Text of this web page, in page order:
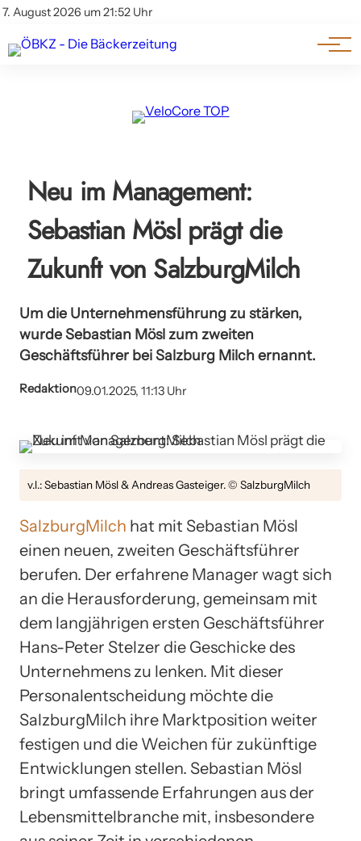
7. August 2026 um 21:52 Uhr
Impressum & Offenlegung
Am Wort
Genuss & Trends
Neu im Management:
Sebastian Mösl prägt die
Zukunft von SalzburgMilch
Um die Unternehmensführung zu stärken,
wurde Sebastian Mösl zum zweiten
Geschäftsführer bei Salzburg Milch ernannt.
Redaktion09.01.2025, 11:13 Uhr
v.l.: Sebastian Mösl & Andreas Gasteiger. © SalzburgMilch
SalzburgMilch hat mit Sebastian Mösl
einen neuen, zweiten Geschäftsführer
berufen. Der erfahrene Manager wagt sich
an die Herausforderung, gemeinsam mit
dem langjährigen ersten Geschäftsführer
Hans-Peter Stelzer die Geschicke des
Unternehmens zu lenken. Mit dieser
Personalentscheidung möchte die
SalzburgMilch ihre Marktposition weiter
festigen und die Weichen für zukünftige
Entwicklungen stellen. Sebastian Mösl
bringt umfassende Erfahrungen aus der
Lebensmittelbranche mit, insbesondere